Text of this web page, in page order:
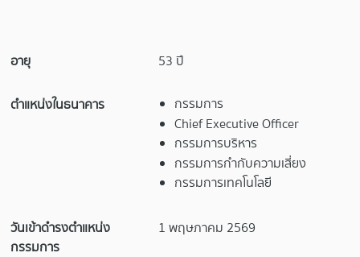
อายุ 53 ปี
ตำแหน่งในธนาคาร
กรรมการ
Chief Executive Officer
กรรมการบริหาร
กรรมการกำกับความเสี่ยง
กรรมการเทคโนโลยี
วันเข้าดำรงตำแหน่ง
กรรมการ
1 พฤษภาคม 2569